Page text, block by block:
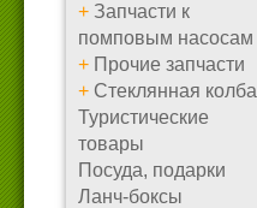
+ Запчасти к
помповым насосам
+ Прочие запчасти
+ Стеклянная колба
Туристические
товары
Посуда, подарки
Ланч-боксы